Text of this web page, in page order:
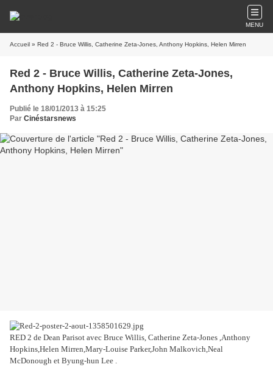
MENU
Accueil » Red 2 - Bruce Willis, Catherine Zeta-Jones, Anthony Hopkins, Helen Mirren
Red 2 - Bruce Willis, Catherine Zeta-Jones,
Anthony Hopkins, Helen Mirren
Publié le 18/01/2013 à 15:25
Par Cinéstarsnews
RED 2 de Dean Parisot avec Bruce Willis, Catherine Zeta-Jones ,Anthony
Hopkins,Helen Mirren,Mary-Louise Parker,John Malkovich,Neal
McDonough et Byung-hun Lee .